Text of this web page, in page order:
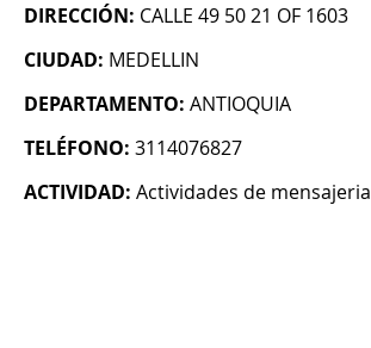
DIRECCIÓN: CALLE 49 50 21 OF 1603
CIUDAD: MEDELLIN
DEPARTAMENTO: ANTIOQUIA
TELÉFONO: 3114076827
ACTIVIDAD: Actividades de mensajeria